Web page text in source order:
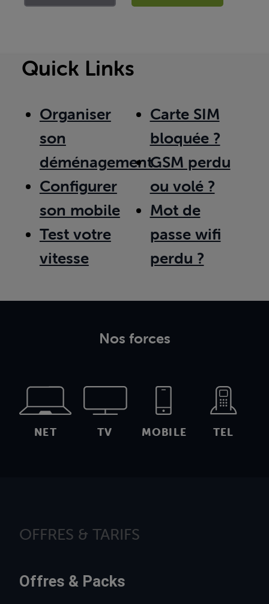
Quick Links
Organiser
son
déménagement
Configurer
son mobile
Test votre
vitesse
Carte SIM
bloquée ?
GSM perdu
ou volé ?
Mot de
passe wifi
perdu ?
Nos forces
NET TV MOBILE TEL
OFFRES & TARIFS
Offres & Packs